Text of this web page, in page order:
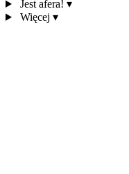
Jest afera! ▾
Więcej ▾